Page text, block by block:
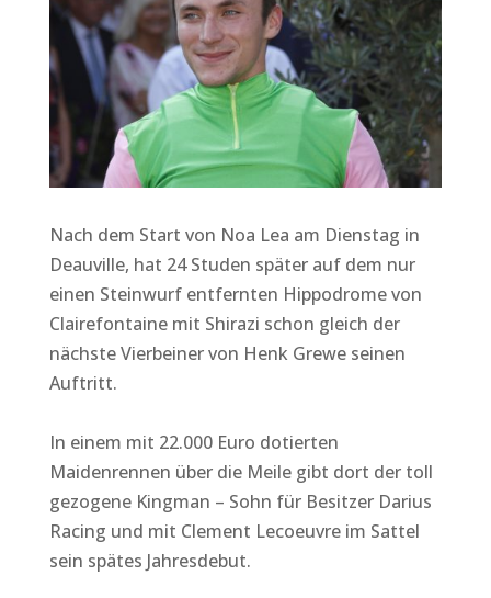
Nach dem Start von Noa Lea am Dienstag in
Deauville, hat 24 Studen später auf dem nur
einen Steinwurf entfernten Hippodrome von
Clairefontaine mit Shirazi schon gleich der
nächste Vierbeiner von Henk Grewe seinen
Auftritt.
In einem mit 22.000 Euro dotierten
Maidenrennen über die Meile gibt dort der toll
gezogene Kingman – Sohn für Besitzer Darius
Racing und mit Clement Lecoeuvre im Sattel
sein spätes Jahresdebut.